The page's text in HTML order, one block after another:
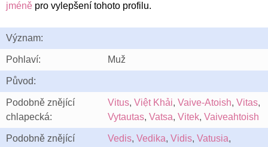
jméně pro vylepšení tohoto profilu.
Význam:
Pohlaví: Muž
Původ:
Podobně znějící
chlapecká:
Vitus, Việt Khải, Vaive-Atoish, Vitas,
Vytautas, Vatsa, Vitek, Vaiveahtoish
Podobně znějící
Vedis, Vedika, Vidis, Vatusia,